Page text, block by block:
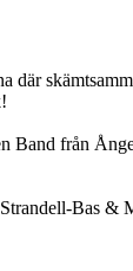
där
Band från
Bas